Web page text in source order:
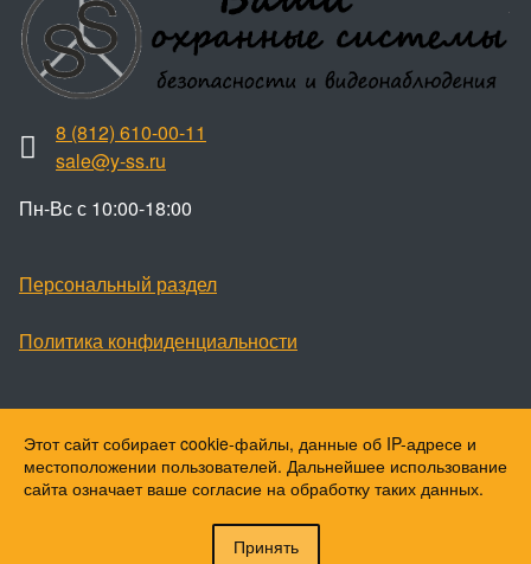
8 (812) 610-00-11
sale@y-ss.ru
Пн-Вс с 10:00-18:00
Персональный раздел
Политика конфиденциальности
Наверх
© Ваши охранные системы, 2026
Этот сайт собирает cookie-файлы, данные об IP-адресе и
местоположении пользователей. Дальнейшее использование
сайта означает ваше согласие на обработку таких данных.
Принять